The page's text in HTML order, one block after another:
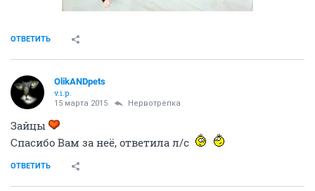
Оля, а вот ваша мышка. Отдыхает после ночных
Олечка, напиши мне в личку телефон, на который её
можно пиарить.